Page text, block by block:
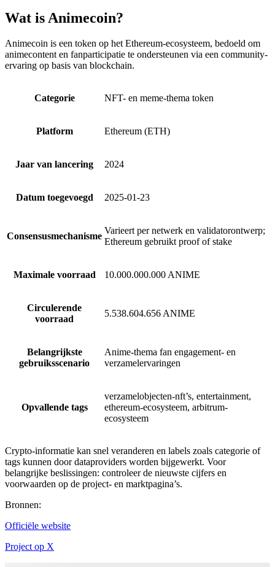
Wat is Animecoin?
Animecoin is een token op het Ethereum-ecosysteem, bedoeld om
animecontent en fanparticipatie te ondersteunen via een community-
ervaring op basis van blockchain.
Categorie NFT- en meme-thema token
Platform Ethereum (ETH)
Jaar van lancering 2024
Datum toegevoegd 2025-01-23
Consensusmechanisme
Varieert per netwerk en validatorontwerp;
Ethereum gebruikt proof of stake
Maximale voorraad 10.000.000.000 ANIME
Circulerende
voorraad
5.538.604.656 ANIME
Belangrijkste
gebruiksscenario
Anime-thema fan engagement- en
verzamelervaringen
Opvallende tags
verzamelobjecten-nft’s, entertainment,
ethereum-ecosysteem, arbitrum-
ecosysteem
Crypto-informatie kan snel veranderen en labels zoals categorie of
tags kunnen door dataproviders worden bijgewerkt. Voor
belangrijke beslissingen: controleer de nieuwste cijfers en
voorwaarden op de project- en marktpagina’s.
Bronnen:
Officiële website
Project op X